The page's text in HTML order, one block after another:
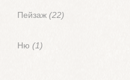
Пейзаж (22)
Ню (1)